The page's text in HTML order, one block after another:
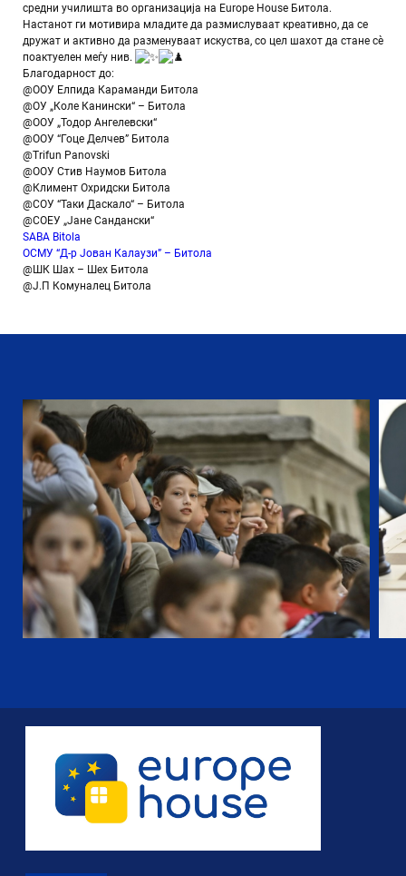
средни училишта во организација на Europe House Битола.
Настанот ги мотивира младите да размислуваат креативно, да се
дружат и активно да разменуваат искуства, со цел шахот да стане сè
поактуелен меѓу нив.
Благодарност до:
@ООУ Елпида Караманди Битола
@ОУ „Коле Канински“ – Битола
@ОOУ „Тодор Ангелевски“
@ООУ “Гоце Делчев” Битола
@Trifun Panovski
@ООУ Стив Наумов Битола
@Климент Охридски Битола
@СОУ “Таки Даскало“ – Битола
@СОЕУ „Јане Сандански“
SABA Bitola
ОСМУ “Д-р Јован Калаузи” – Битола
@ШК Шах – Шех Битола
@Ј.П Комуналец Битола